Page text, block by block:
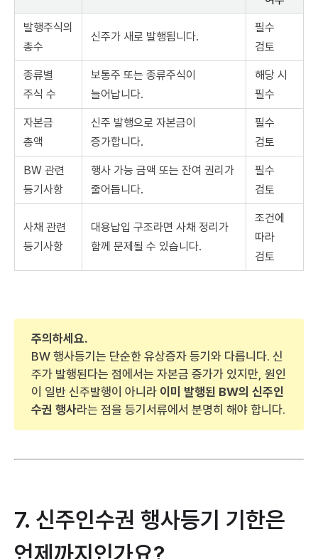
발행주식의
총수
신주가 새로 발행됩니다.
필수
검토
종류별
주식 수
보통주 또는 종류주식이
늘어납니다.
해당 시
필수
자본금
총액
신주 발행으로 자본금이
증가합니다.
필수
검토
BW 관련
등기사항
행사 가능 금액 또는 잔여 권리가
줄어듭니다.
필수
검토
사채 관련
등기사항
대용납입 구조라면 사채 정리가
함께 문제될 수 있습니다.
조건에
따라
검토
주의하세요.
BW 행사등기는 단순한 유상증자 등기와 다릅니다. 신
주가 발행된다는 점에서는 자본금 증가가 있지만, 원인
이 일반 신주발행이 아니라 이미 발행된 BW의 신주인
수권 행사라는 점을 등기서류에서 분명히 해야 합니다.
7. 신주인수권 행사등기 기한은